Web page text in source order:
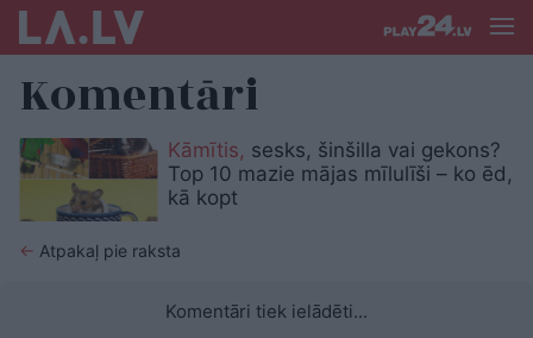
Komentāri
Kāmītis, sesks, šinšilla vai gekons?
Top 10 mazie mājas mīlulīši – ko ēd,
kā kopt
← Atpakaļ pie raksta
Komentāri tiek ielādēti...